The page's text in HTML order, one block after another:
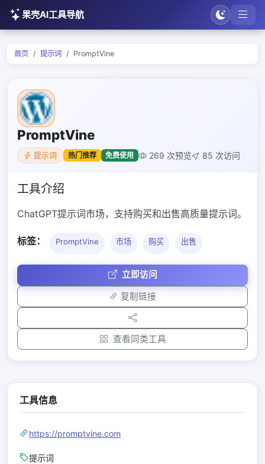
果壳AI工具导航
首页 提示词 PromptVine
PromptVine
提示词 热门推荐 免费使用 269 次预览 85 次访问
工具介绍
ChatGPT提示词市场，支持购买和出售高质量提示词。
标签： PromptVine 市场 购买 出售
立即访问
复制链接
查看同类工具
工具信息
https://promptvine.com
提示词